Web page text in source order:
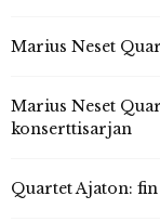
Marius Neset
Marius Neset
konserttisarjan
Quartet Ajaton: fin